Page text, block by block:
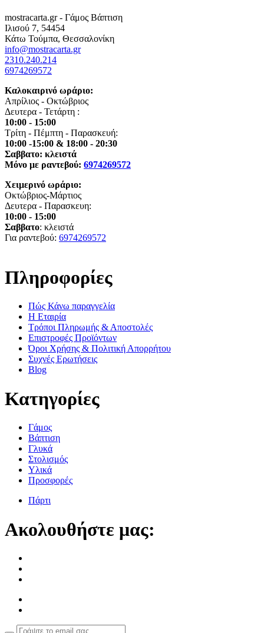
mostracarta.gr - Γάμος Βάπτιση
Ιλισού 7, 54454
Κάτω Τούμπα, Θεσσαλονίκη
info@mostracarta.gr
2310.240.214
6974269572
Καλοκαιρινό ωράριο:
Απρίλιος - Οκτώβριος
Δευτερα - Τετάρτη :
10:00 - 15:00
Τρίτη - Πέμπτη - Παρασκευή:
10:00 -15:00 & 18:00 - 20:30
Σαββατο: κλειστά
Μόνο με ραντεβού: 6974269572
Χειμερινό ωράριο:
Οκτώβριος-Μάρτιος
Δευτερα - Παρασκευη:
10:00 - 15:00
Σαββατο: κλειστά
Για ραντεβού: 6974269572
Πληροφορίες
Πώς Κάνω παραγγελία
Η Εταιρία
Τρόποι Πληρωμής & Αποστολές
Επιστροφές Προϊόντων
Όροι Χρήσης & Πολιτική Απορρήτου
Συχνές Ερωτήσεις
Blog
Κατηγορίες
Γάμος
Βάπτιση
Γλυκά
Στολισμός
Υλικά
Προσφορές
Πάρτι
Ακολουθήστε μας: